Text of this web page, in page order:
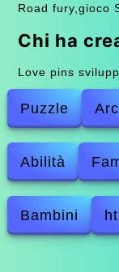
Road fury,gioco
Chi ha
Love pins
Puzzle
Abilità
Bambini